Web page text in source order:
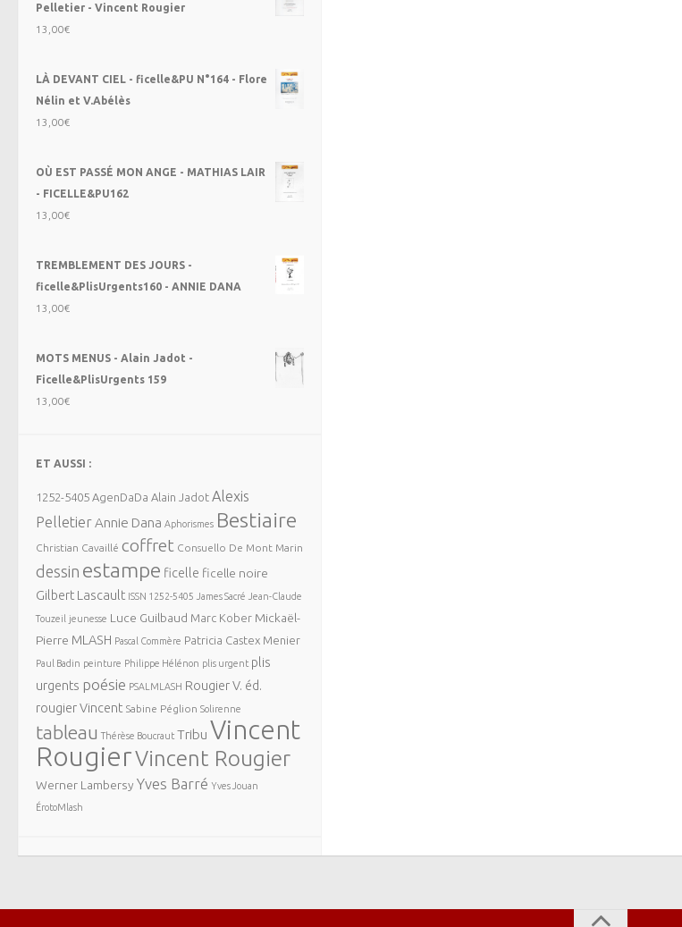
Pelletier - Vincent Rougier
13,00€
LÀ DEVANT CIEL - ficelle&PU N°164 - Flore
Nélin et V.Abélès
13,00€
OÙ EST PASSÉ MON ANGE - MATHIAS LAIR
- FICELLE&PU162
13,00€
TREMBLEMENT DES JOURS -
ficelle&PlisUrgents160 - ANNIE DANA
13,00€
MOTS MENUS - Alain Jadot -
Ficelle&PlisUrgents 159
13,00€
ET AUSSI :
1252-5405 AgenDaDa Alain Jadot Alexis
PelletierAnnie Dana Aphorismes Bestiaire
Christian Cavaillé coffret Consuello De Mont Marin
dessin estampe ficelle ficelle noire
Gilbert Lascault ISSN 1252-5405 James Sacré Jean-Claude
Touzeil jeunesse Luce Guilbaud Marc Kober Mickaël-
Pierre MLASH Pascal Commère Patricia Castex Menier
Paul Badin peinture Philippe Hélénon plis urgent plis
urgents poésie PSALMLASH Rougier V. éd.
rougier Vincent Sabine Péglion Solirenne
tableau Thérèse Boucraut Tribu Vincent
RougierVincent Rougier
Werner Lambersy Yves Barré Yves Jouan
ÉrotoMlash